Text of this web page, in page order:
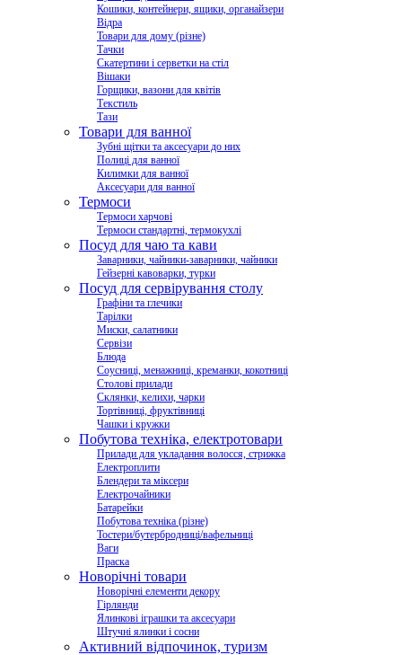
Кошики, контейнери, ящики, органайзери
Відра
Товари для дому (різне)
Тачки
Скатертини і серветки на стіл
Вішаки
Горщики, вазони для квітів
Текстиль
Тази
Товари для ванної
Зубні щітки та аксесуари до них
Полиці для ванної
Килимки для ванної
Аксесуари для ванної
Термоси
Термоси харчові
Термоси стандартні, термокухлі
Посуд для чаю та кави
Заварники, чайники-заварники, чайники
Гейзерні кавоварки, турки
Посуд для сервірування столу
Графіни та глечики
Тарілки
Миски, салатники
Сервізи
Блюда
Соусниці, менажниці, креманки, кокотниці
Столові прилади
Склянки, келихи, чарки
Тортівниці, фруктівниці
Чашки і кружки
Побутова техніка, електротовари
Прилади для укладання волосся, стрижка
Електроплити
Блендери та міксери
Електрочайники
Батарейки
Побутова техніка (різне)
Тостери/бутербродниці/вафельниці
Ваги
Праска
Новорічні товари
Новорічні елементи декору
Гірлянди
Ялинкові іграшки та аксесуари
Штучні ялинки і сосни
Активний відпочинок, туризм